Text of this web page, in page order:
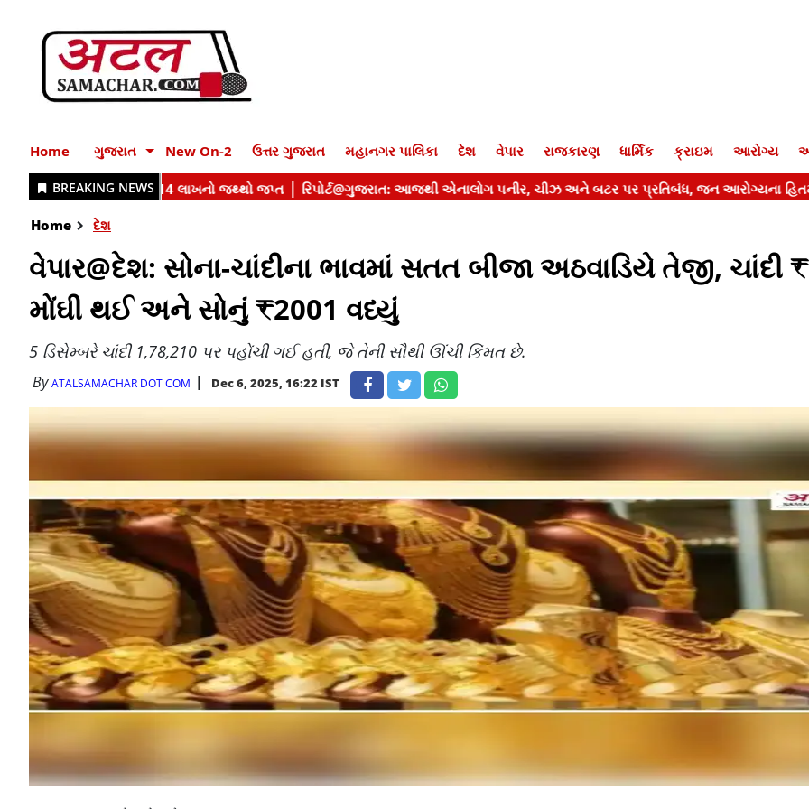
Home ગુજરાત New On-2 ઉત્તર ગુજરાત મહાનગર પાલિકા દેશ વેપાર રાજકારણ ધાર્મિક ક્રાઇમ આરોગ્ય
Home દેશ
વેપાર@દેશ: સોના-ચાંદીના ભાવમાં સતત બીજા અઠવાડિયે તેજી, ચાંદી
મોંઘી થઈ અને સોનું ₹2001 વધ્યું
5 ડિસેમ્બરે ચાંદી 1,78,210 પર પહોંચી ગઈ હતી, જે તેની સૌથી ઊંચી કિંમત છે.
ByATALSAMACHAR DOT COM Dec 6, 2025, 16:22 IST